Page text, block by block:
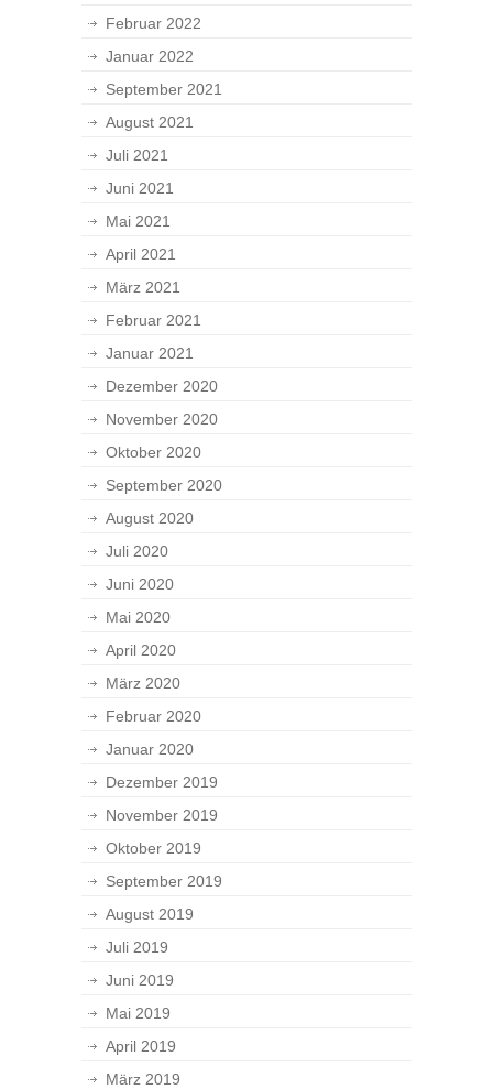
Februar 2022
Januar 2022
September 2021
August 2021
Juli 2021
Juni 2021
Mai 2021
April 2021
März 2021
Februar 2021
Januar 2021
Dezember 2020
November 2020
Oktober 2020
September 2020
August 2020
Juli 2020
Juni 2020
Mai 2020
April 2020
März 2020
Februar 2020
Januar 2020
Dezember 2019
November 2019
Oktober 2019
September 2019
August 2019
Juli 2019
Juni 2019
Mai 2019
April 2019
März 2019